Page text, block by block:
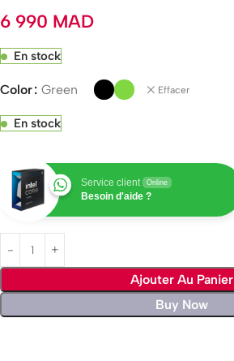
6 990 MAD
En stock
Color Green Effacer
En stock
Service client Online
Besoin d'aide ?
Ajouter Au Panier
Buy Now